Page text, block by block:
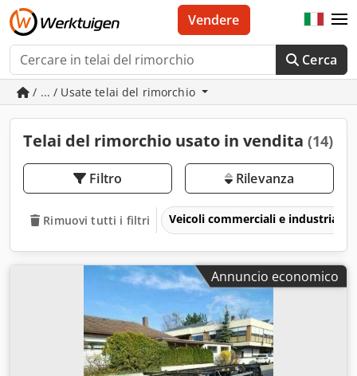
Cerca
Vendere
/ ... / Usate telai del rimorchio
Telai del rimorchio usato in vendita (14)
Filtro Rilevanza
Rimuovi tutti i filtri Veicoli commerciali e industriali
Annuncio economico